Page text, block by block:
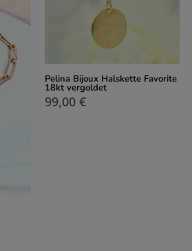
Pelina Bijoux Halskette Favorite
18kt vergoldet
99,00 €